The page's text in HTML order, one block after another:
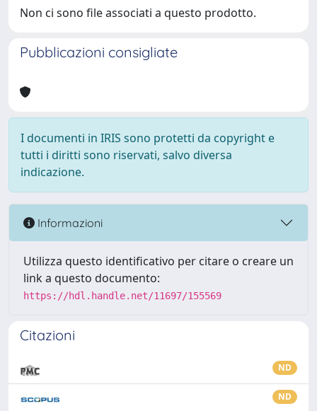
Non ci sono file associati a questo prodotto.
Pubblicazioni consigliate
I documenti in IRIS sono protetti da copyright e
tutti i diritti sono riservati, salvo diversa
indicazione.
Informazioni
Utilizza questo identificativo per citare o creare un
link a questo documento:
https://hdl.handle.net/11697/155569
Citazioni
ND
ND